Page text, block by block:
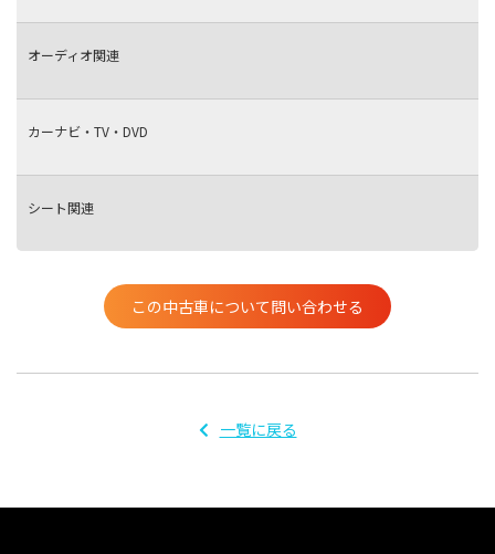
オーディオ関連
カーナビ・TV・DVD
シート関連
この中古車について問い合わせる
一覧に戻る